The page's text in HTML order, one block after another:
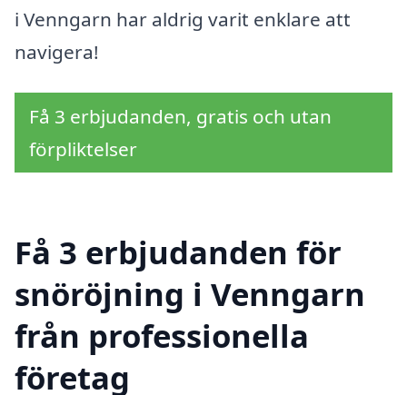
i Venngarn har aldrig varit enklare att
navigera!
Få 3 erbjudanden, gratis och utan
förpliktelser
Få 3 erbjudanden för
snöröjning i Venngarn
från professionella
företag